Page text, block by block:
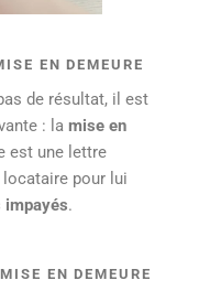
EN DEMEURE
de résultat, il est
: la mise en
est une lettre
pour lui
impayés.
EN DEMEURE